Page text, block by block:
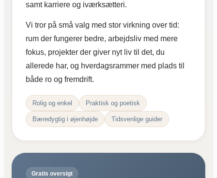
samt karriere og iværksætteri.
Vi tror på små valg med stor virkning over tid:
rum der fungerer bedre, arbejdsliv med mere
fokus, projekter der giver nyt liv til det, du
allerede har, og hverdagsrammer med plads til
både ro og fremdrift.
Rolig og enkel Praktisk og poetisk
Bæredygtig i øjenhøjde Tidsvenlige guider
Gratis oversigt